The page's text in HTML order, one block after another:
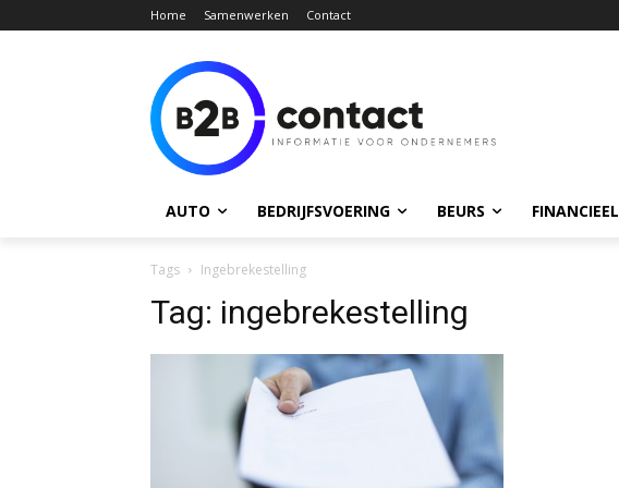
Home Samenwerken Contact
AUTO BEDRIJFSVOERING BEURS FINANCIEEL
Tags Ingebrekestelling
Tag: ingebrekestelling